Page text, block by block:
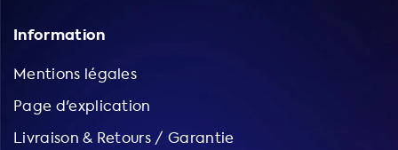
Information
Mentions légales
Page d'explication
Livraison & Retours / Garantie